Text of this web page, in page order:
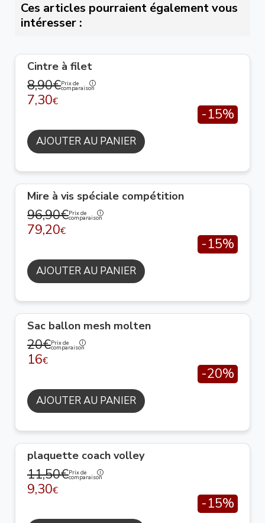
Ces articles pourraient également vous
intéresser :
Cintre à filet
8,90€Prix de
comparaison
7,30€
-15%
AJOUTER AU PANIER
Mire à vis spéciale compétition
96,90€Prix de
comparaison
79,20€
-15%
AJOUTER AU PANIER
Sac ballon mesh molten
20€Prix de
comparaison
16€
-20%
AJOUTER AU PANIER
plaquette coach volley
11,50€Prix de
comparaison
9,30€
-15%